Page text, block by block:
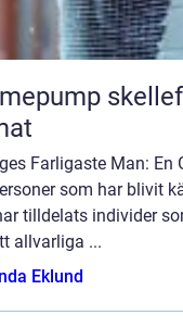
skellefteå energisnål värme
Farligaste Man: En
som har blivit
tilldelats individer
allvarliga ...
Eklund